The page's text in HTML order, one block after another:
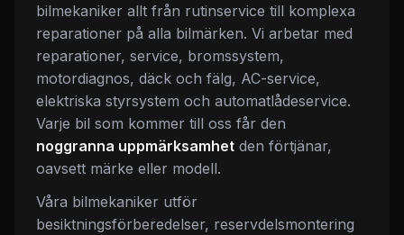
bilmekaniker allt från rutinservice till komplexa
reparationer på alla bilmärken. Vi arbetar med
reparationer, service, bromssystem,
motordiagnos, däck och fälg, AC-service,
elektriska styrsystem och automatlådeservice.
Varje bil som kommer till oss får den
noggranna uppmärksamhet den förtjänar,
oavsett märke eller modell.
Våra bilmekaniker utför
besiktningsförberedelser, reservdelsmontering